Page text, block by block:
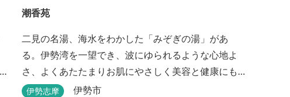
潮香苑
二見の名湯、海水をわかした「みぞぎの湯」があ
る。伊勢湾を一望でき、波にゆられるような心地よ
さ、よくあたたまりお肌にやさしく美容と健康にも
よいと好評をいただいております。
伊勢志摩 伊勢市